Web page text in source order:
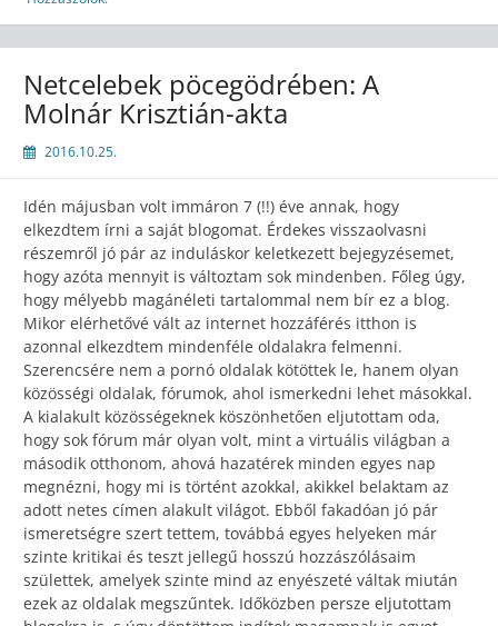
Netcelebek pöcegödrében: A
Molnár Krisztián-akta
2016.10.25.
Idén májusban volt immáron 7 (!!) éve annak, hogy
elkezdtem írni a saját blogomat. Érdekes visszaolvasni
részemről jó pár az induláskor keletkezett bejegyzésemet,
hogy azóta mennyit is változtam sok mindenben. Főleg úgy,
hogy mélyebb magánéleti tartalommal nem bír ez a blog.
Mikor elérhetővé vált az internet hozzáférés itthon is
azonnal elkezdtem mindenféle oldalakra felmenni.
Szerencsére nem a pornó oldalak kötöttek le, hanem olyan
közösségi oldalak, fórumok, ahol ismerkedni lehet másokkal.
A kialakult közösségeknek köszönhetően eljutottam oda,
hogy sok fórum már olyan volt, mint a virtuális világban a
második otthonom, ahová hazatérek minden egyes nap
megnézni, hogy mi is történt azokkal, akikkel belaktam az
adott netes címen alakult világot. Ebből fakadóan jó pár
ismeretségre szert tettem, továbbá egyes helyeken már
szinte kritikai és teszt jellegű hosszú hozzászólásaim
születtek, amelyek szinte mind az enyészeté váltak miután
ezek az oldalak megszűntek. Időközben persze eljutottam